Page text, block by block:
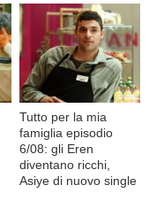
Tutto per la mia
famiglia episodio
6/08: gli Eren
diventano ricchi,
Asiye di nuovo single